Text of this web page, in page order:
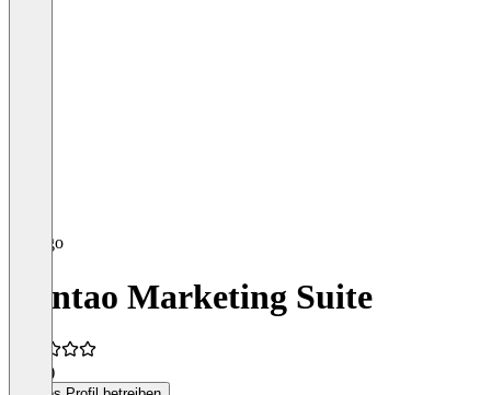
Contao Marketing Suite
(1)